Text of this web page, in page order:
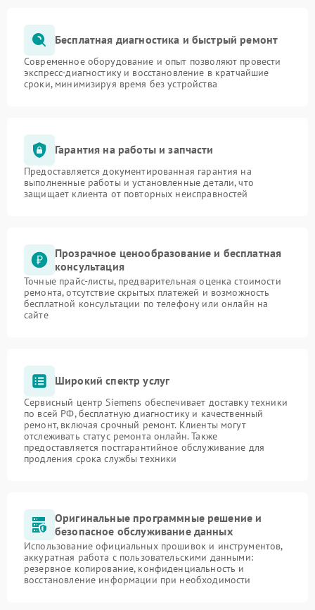
Бесплатная диагностика и быстрый ремонт
Современное оборудование и опыт позволяют провести
экспресс-диагностику и восстановление в кратчайшие
сроки, минимизируя время без устройства
Гарантия на работы и запчасти
Предоставляется документированная гарантия на
выполненные работы и установленные детали, что
защищает клиента от повторных неисправностей
Прозрачное ценообразование и бесплатная
консультация
Точные прайс-листы, предварительная оценка стоимости
ремонта, отсутствие скрытых платежей и возможность
бесплатной консультации по телефону или онлайн на
сайте
Широкий спектр услуг
Сервисный центр Siemens обеспечивает доставку техники
по всей РФ, бесплатную диагностику и качественный
ремонт, включая срочный ремонт. Клиенты могут
отслеживать статус ремонта онлайн. Также
предоставляется постгарантийное обслуживание для
продления срока службы техники
Оригинальные программные решение и
безопасное обслуживание данных
Использование официальных прошивок и инструментов,
аккуратная работа с пользовательскими данными:
резервное копирование, конфиденциальность и
восстановление информации при необходимости